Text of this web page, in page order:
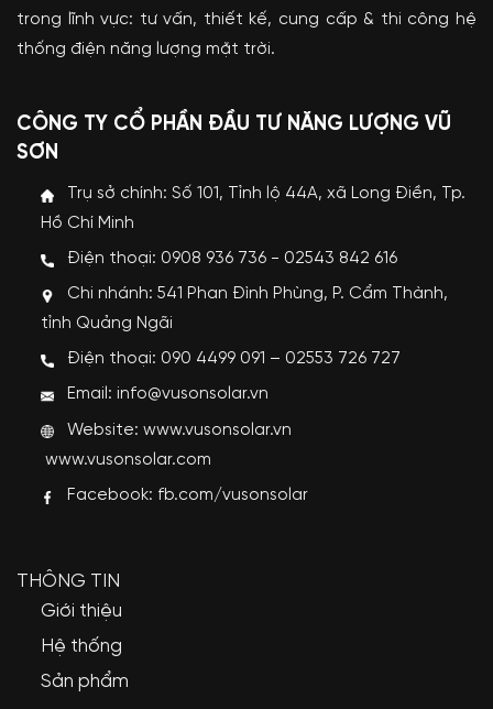
trong lĩnh vực: tư vấn, thiết kế, cung cấp & thi công hệ
thống điện năng lượng mặt trời.
CÔNG TY CỔ PHẦN ĐẦU TƯ NĂNG LƯỢNG VŨ
SƠN
Trụ sở chính: Số 101, Tỉnh lộ 44A, xã Long Điền, Tp.
Hồ Chí Minh
Điện thoại: 0908 936 736 - 02543 842 616
Chi nhánh: 541 Phan Đình Phùng, P. Cẩm Thành,
tỉnh Quảng Ngãi
Điện thoại: 090 4499 091 – 02553 726 727
Email: info@vusonsolar.vn
Website:www.vusonsolar.vn
www.vusonsolar.com
Facebook: fb.com/vusonsolar
THÔNG TIN
Giới thiệu
Hệ thống
Sản phẩm